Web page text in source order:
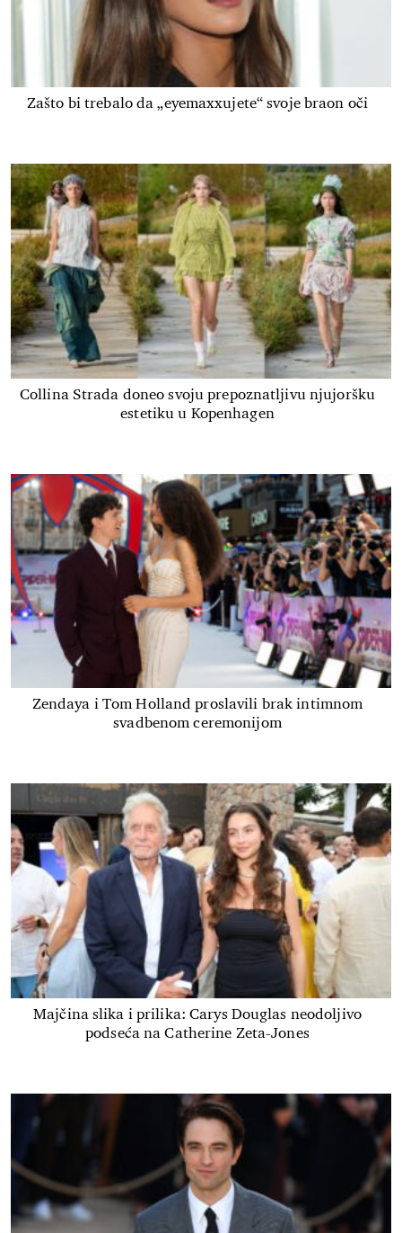
Zašto bi trebalo da „eyemaxxujete“ svoje braon oči
Collina Strada doneo svoju prepoznatljivu njujoršku
estetiku u Kopenhagen
Zendaya i Tom Holland proslavili brak intimnom
svadbenom ceremonijom
Majčina slika i prilika: Carys Douglas neodoljivo
podseća na Catherine Zeta-Jones